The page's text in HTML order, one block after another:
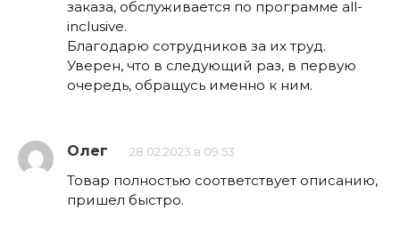
заказа, обслуживается по программе all-
inclusive.
Благодарю сотрудников за их труд.
Уверен, что в следующий раз, в первую
очередь, обращусь именно к ним.
Олег 28.02.2023 в 09:53
Товар полностью соответствует описанию,
пришел быстро.